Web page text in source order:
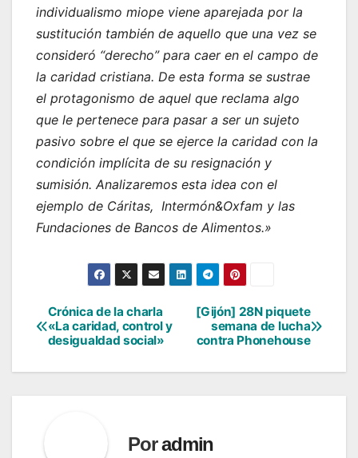
individualismo miope viene aparejada por la
sustitución también de aquello que una vez se
consideró “derecho” para caer en el campo de
la caridad cristiana. De esta forma se sustrae
el protagonismo de aquel que reclama algo
que le pertenece para pasar a ser un sujeto
pasivo sobre el que se ejerce la caridad con la
condición implícita de su resignación y
sumisión. Analizaremos esta idea con el
ejemplo de Cáritas, Intermón&Oxfam y las
Fundaciones de Bancos de Alimentos.»
Navegación
de
[Gijón] 28N piquete
semana de lucha
contra Phonehouse
Crónica de la charla
«La caridad, control y
desigualdad social»
Poradmin